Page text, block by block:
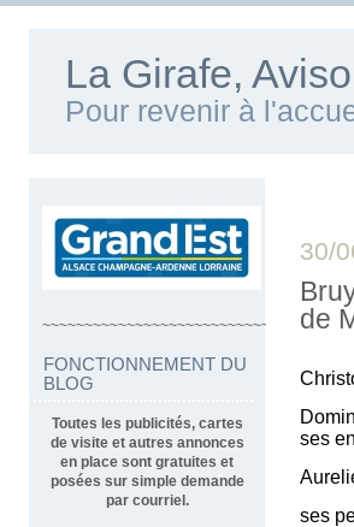
La Girafe,
Pour revenir à
~~~~~~~~~~~~~~~~~~~~~~~~~~~~~~~~~~
FONCTIONNEMENT DU
BLOG
Toutes les publicités, cartes
de visite et autres annonces
en place sont gratuites et
posées sur simple demande
par courriel.
30/
de
ses
ses